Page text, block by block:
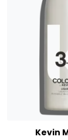
Kevin